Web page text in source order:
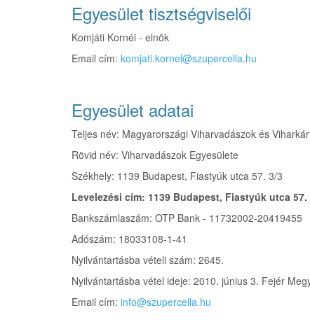
Egyesület tisztségviselői
Komjáti Kornél - elnök
Email cím: komjati.kornel@szupercella.hu
Egyesület adatai
Teljes név: Magyarországi Viharvadászok és
Rövid név: Viharvadászok Egyesülete
Székhely: 1139 Budapest, Fiastyúk utca 57. 3/3
Levelezési cím: 1139 Budapest, Fiastyúk utca
Bankszámlaszám: OTP Bank - 11732002-20419455
Adószám: 18033108-1-41
Nyilvántartásba vételi szám: 2645.
Nyilvántartásba vétel ideje: 2010. június 3. Fejér
Email cím: info@szupercella.hu